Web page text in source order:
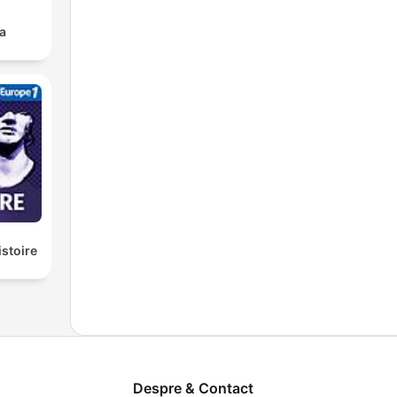
Despre & Contact